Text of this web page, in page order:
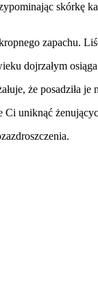
zapachu.
dojrzałym
że posadziła
uniknąć